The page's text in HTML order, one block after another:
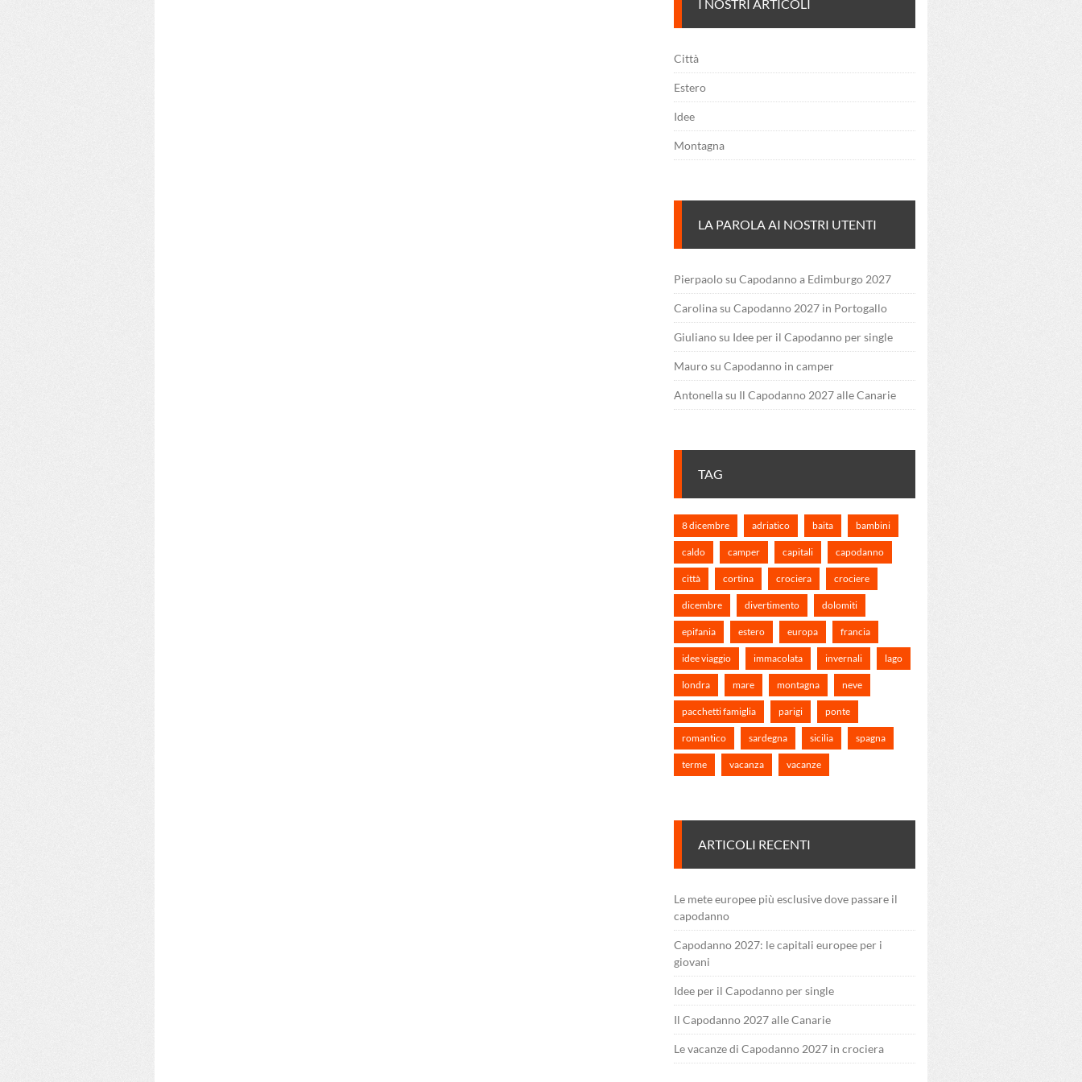
I NOSTRI ARTICOLI
Città
Estero
Idee
Montagna
LA PAROLA AI NOSTRI UTENTI
Pierpaolosu Capodanno a Edimburgo 2027
Carolinasu Capodanno 2027 in Portogallo
Giulianosu Idee per il Capodanno per single
Maurosu Capodanno in camper
Antonellasu Il Capodanno 2027 alle Canarie
TAG
8 dicembre adriatico baita bambini
caldo camper capitali capodanno
città cortina crociera crociere
dicembre divertimento dolomiti
epifania estero europa francia
idee viaggio immacolata invernali lago
londra mare montagna neve
pacchetti famiglia parigi ponte
romantico sardegna sicilia spagna
terme vacanza vacanze
ARTICOLI RECENTI
Le mete europee più esclusive dove passare il
capodanno
Capodanno 2027: le capitali europee per i
giovani
Idee per il Capodanno per single
Il Capodanno 2027 alle Canarie
Le vacanze di Capodanno 2027 in crociera